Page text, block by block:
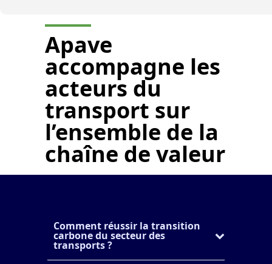
Apave
accompagne les
acteurs du
transport sur
l’ensemble de la
chaîne de valeur
Comment réussir la transition
carbone du secteur des
transports ?